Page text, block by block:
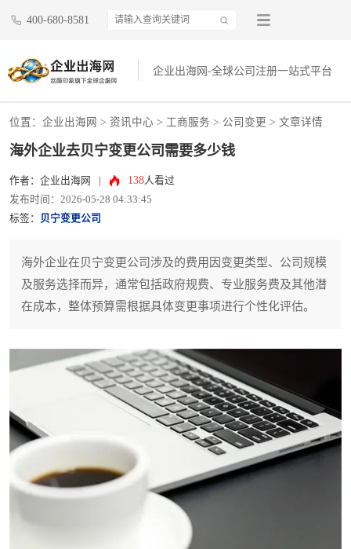
400-680-8581
企业出海网-全球公司注册一站式平台
位置： 企业出海网 > 资讯中心 > 工商服务 > 公司变更 > 文章详情
海外企业去贝宁变更公司需要多少钱
作者：企业出海网 138人看过
发布时间：2026-05-28 04:33:45
标签：
贝宁变更公司
海外企业在贝宁变更公司涉及的费用因变更类型、公司规模
及服务选择而异，通常包括政府规费、专业服务费及其他潜
在成本，整体预算需根据具体变更事项进行个性化评估。